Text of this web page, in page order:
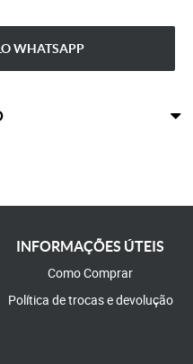
WHATSAPP
INFORMAÇÕES ÚTEIS
Como Comprar
Política de trocas e devolução